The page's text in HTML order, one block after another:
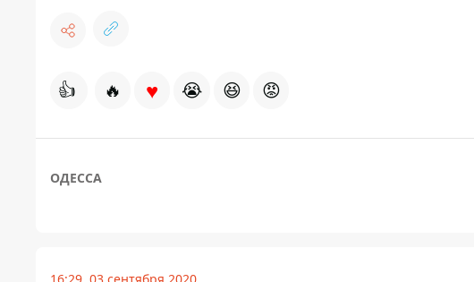
👍 🔥 ♥ 😭 😆 😡
ОДЕССА